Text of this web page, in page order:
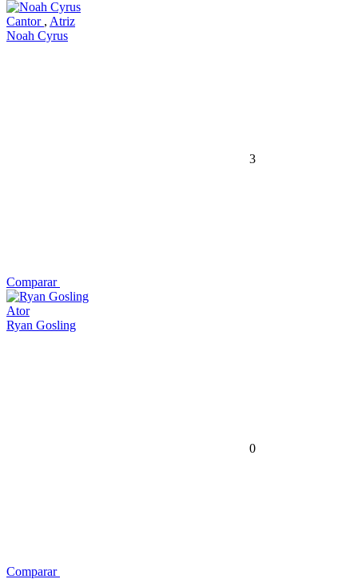
Cantor , Atriz
Noah Cyrus
3
Comparar
Ator
Ryan Gosling
0
Comparar